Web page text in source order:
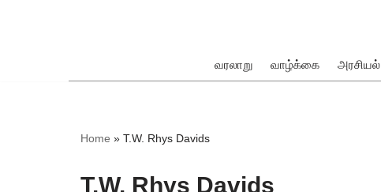
வரலாறு வாழ்க்கை அரசியல்
Home » T.W. Rhys Davids
T.W. Rhys Davids